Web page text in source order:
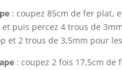
: coupez 85cm de fer plat,
et puis percez 4 trous de
et 2 trous de 3,5mm pour
: coupez 2 fois 17,5cm de